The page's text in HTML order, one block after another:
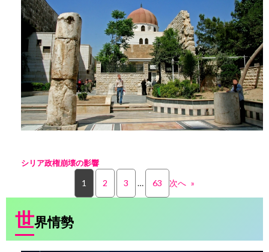
シリア政権崩壊の影響
1 2 3 … 63 次へ »
世界情勢